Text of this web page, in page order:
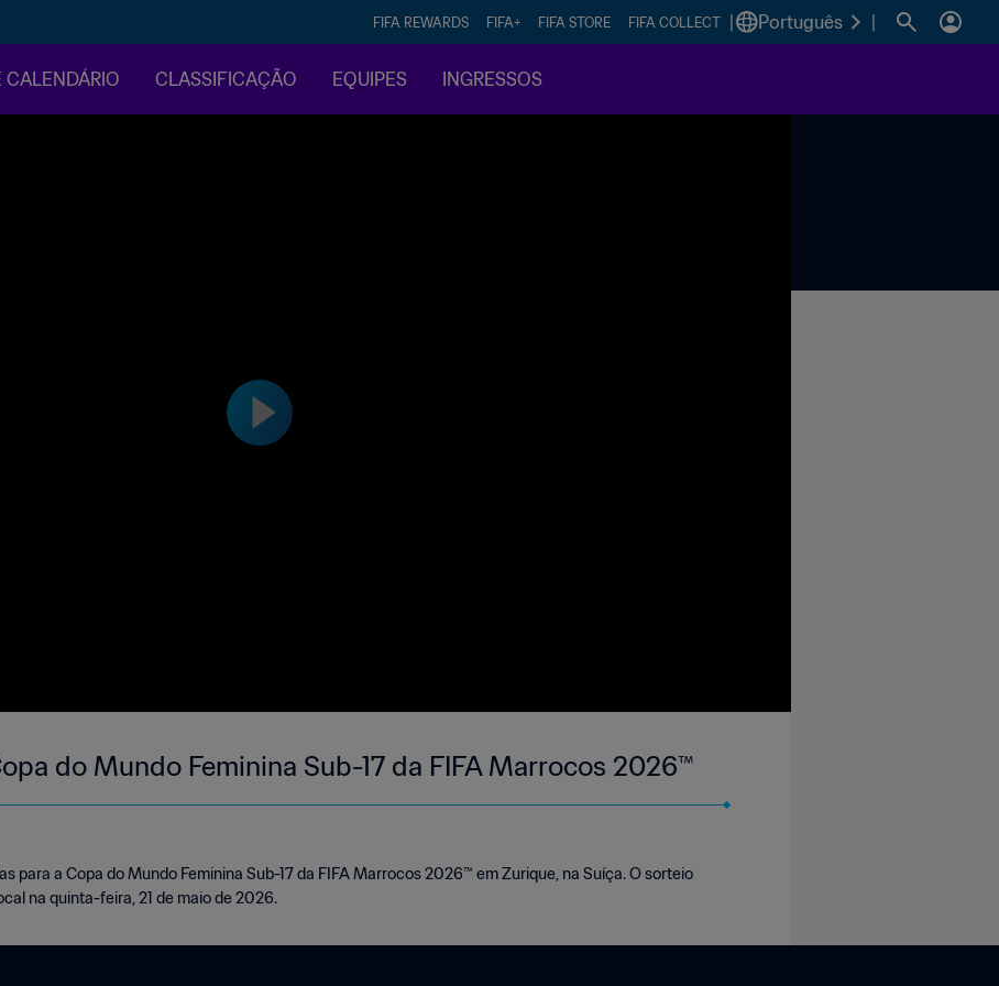
FIFA REWARDS FIFA+ FIFA STORE FIFA COLLECT Português
CALENDÁRIO CLASSIFICAÇÃO EQUIPES INGRESSOS
do Mundo Feminina Sub-17 da FIFA Marrocos 2026™
para a Copa do Mundo Feminina Sub-17 da FIFA Marrocos 2026™ em Zurique, na Suíça. O sorteio
na quinta-feira, 21 de maio de 2026.